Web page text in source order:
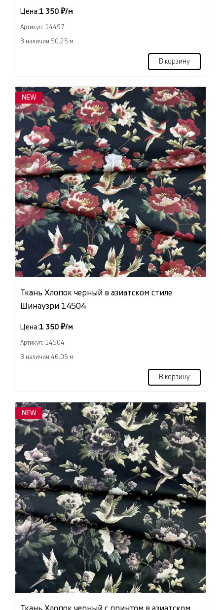
Цена:1 350 ₽/м
Артикул: 14497
В наличии 50.25 м
В корзину
NEW
Ткань Хлопок черный в азиатском стиле
Шинаузри 14504
Цена:1 350 ₽/м
Артикул: 14504
В наличии 46.05 м
В корзину
NEW
Ткань Хлопок черный с принтом в азиатском